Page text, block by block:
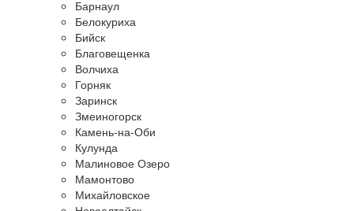
Барнаул
Белокуриха
Бийск
Благовещенка
Волчиха
Горняк
Заринск
Змеиногорск
Камень-на-Оби
Кулунда
Малиновое Озеро
Мамонтово
Михайловское